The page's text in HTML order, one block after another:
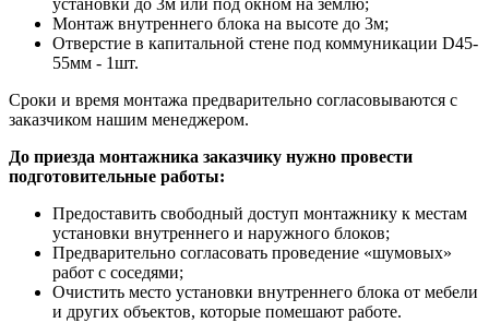
установки до 3м или под окном на землю;
Монтаж внутреннего блока на высоте до 3м;
Отверстие в капитальной стене под коммуникации D45-
55мм - 1шт.
Сроки и время монтажа предварительно согласовываются с
заказчиком нашим менеджером.
До приезда монтажника заказчику нужно провести
подготовительные работы:
Предоставить свободный доступ монтажнику к местам
установки внутреннего и наружного блоков;
Предварительно согласовать проведение «шумовых»
работ с соседями;
Очистить место установки внутреннего блока от мебели
и других объектов, которые помешают работе.